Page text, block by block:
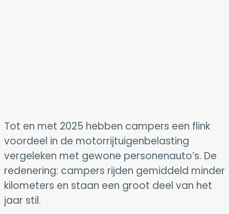
Tot en met 2025 hebben campers een flink
voordeel in de motorrijtuigenbelasting
vergeleken met gewone personenauto’s. De
redenering: campers rijden gemiddeld minder
kilometers en staan een groot deel van het
jaar stil.